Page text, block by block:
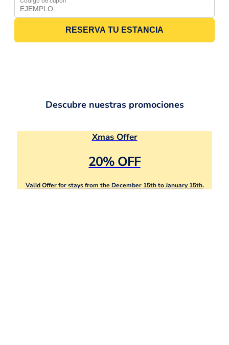
RESERVA TU ESTANCIA
Descubre nuestras promociones
Xmas Offer
20% OFF
Valid Offer for stays from the December 15th to January 15th.